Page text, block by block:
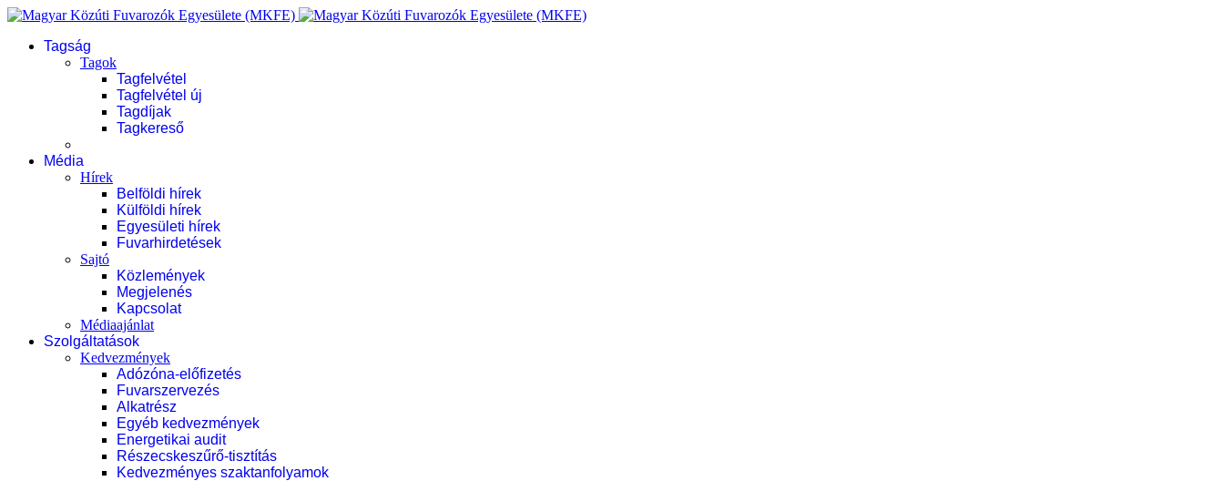
Tagság
Tagok
Tagfelvétel
Tagfelvétel új
Tagdíjak
Tagkereső
Média
Hírek
Belföldi hírek
Külföldi hírek
Egyesületi hírek
Fuvarhirdetések
Sajtó
Közlemények
Megjelenés
Kapcsolat
Médiaajánlat
Szolgáltatások
Kedvezmények
Adózóna-előfizetés
Fuvarszervezés
Alkatrész
Egyéb kedvezmények
Energetikai audit
Részecskeszűrő-tisztítás
Kedvezményes szaktanfolyamok